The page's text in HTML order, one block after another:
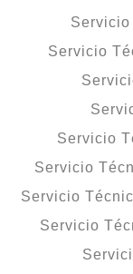
Servicio
Servicio
Servicio
Servicio
Servicio